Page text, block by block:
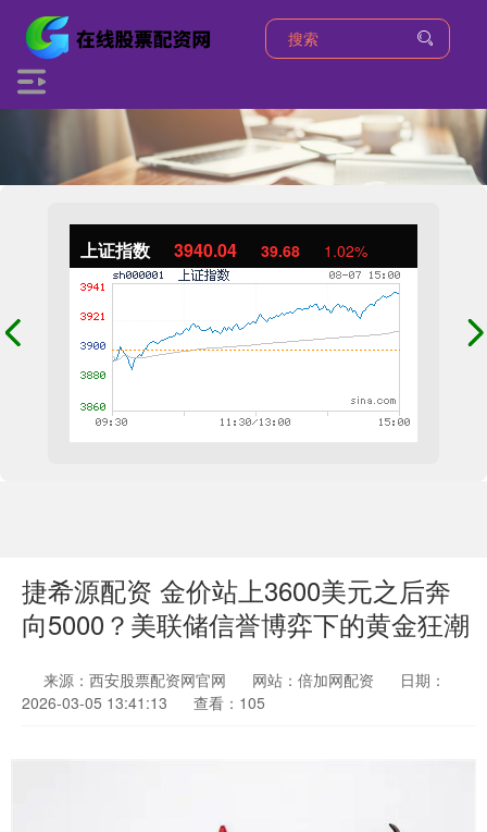
上证指数 3940.04 39.68 1.02%
捷希源配资 金价站上3600美元之后奔
向5000？美联储信誉博弈下的黄金狂潮
来源：西安股票配资网官网 网站：倍加网配资
日期：
2026-03-05 13:41:13
查看：105